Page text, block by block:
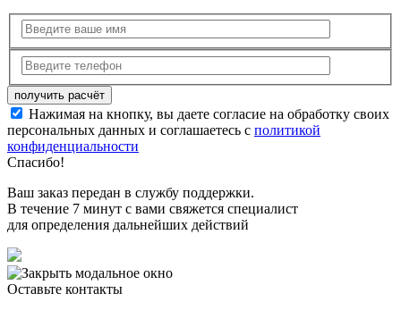
Нажимая на кнопку, вы даете согласие на обработку своих
персональных данных и соглашаетесь с политикой
конфиденциальности
Спасибо!
Ваш заказ передан в службу поддержки.
В течение 7 минут с вами свяжется специалист
для определения дальнейших действий
Оставьте контакты